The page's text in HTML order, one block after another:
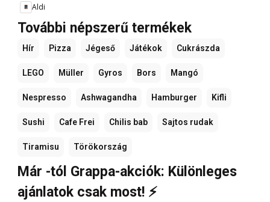
Aldi
További népszerű termékek
Hír Pizza Jégeső Játékok Cukrászda
LEGO Müller Gyros Bors Mangó
Nespresso Ashwagandha Hamburger Kifli
Sushi Cafe Frei Chilis bab Sajtos rudak
Tiramisu Törökország
Már -tól Grappa-akciók: Különleges
ajánlatok csak most! ⚡